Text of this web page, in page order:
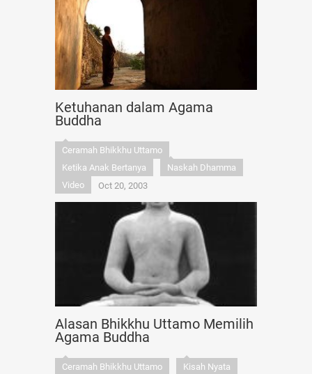
Ketuhanan dalam Agama
Buddha
Ceramah Bhikkhu Uttamo
Ketika Anak Bertanya
Naskah Dhamma
Video
Oct 20, 2003
Alasan Bhikkhu Uttamo Memilih
Agama Buddha
Ceramah Bhikkhu Uttamo
Kisah Nyata